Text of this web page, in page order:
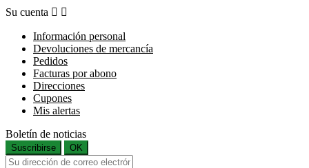
Su cuenta  
Información personal
Devoluciones de mercancía
Pedidos
Facturas por abono
Direcciones
Cupones
Mis alertas
Boletín de noticias
Suscribirse OK